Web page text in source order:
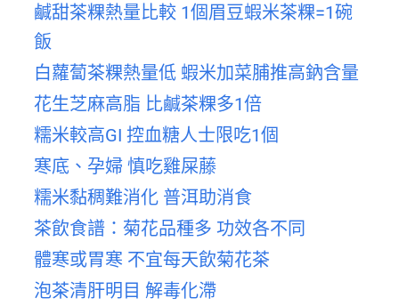
鹹甜茶粿熱量比較 1個眉豆蝦米茶粿=1碗
飯
白蘿蔔茶粿熱量低 蝦米加菜脯推高鈉含量
花生芝麻高脂 比鹹茶粿多1倍
糯米較高GI 控血糖人士限吃1個
寒底、孕婦 慎吃雞屎藤
糯米黏稠難消化 普洱助消食
茶飲食譜：菊花品種多 功效各不同
體寒或胃寒 不宜每天飲菊花茶
泡茶清肝明目 解毒化滯